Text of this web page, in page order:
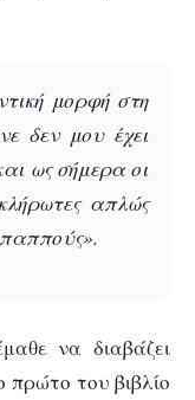
μορφή στη
δεν μου έχει
ως σήμερα οι
απλώς
παππούς».
να διαβάζει
πρώτο του βιβλίο